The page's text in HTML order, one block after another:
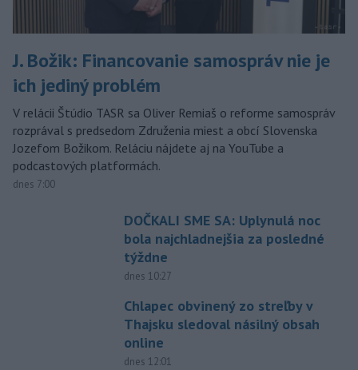
J. Božik: Financovanie samospráv nie je
ich jediný problém
V relácii Štúdio TASR sa Oliver Remiaš o reforme samospráv
rozprával s predsedom Združenia miest a obcí Slovenska
Jozefom Božikom. Reláciu nájdete aj na YouTube a
podcastových platformách.
dnes 7:00
DOČKALI SME SA: Uplynulá noc
bola najchladnejšia za posledné
týždne
dnes 10:27
Chlapec obvinený zo streľby v
Thajsku sledoval násilný obsah
online
dnes 12:01